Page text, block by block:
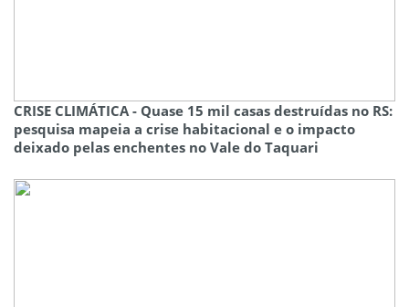
CRISE CLIMÁTICA - Quase 15 mil casas destruídas no RS:
pesquisa mapeia a crise habitacional e o impacto
deixado pelas enchentes no Vale do Taquari